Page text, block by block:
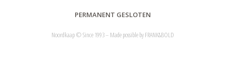
Noordkaap © Since 1993 – Made possible byFRANK&BOLD
PERMANENT GESLOTEN